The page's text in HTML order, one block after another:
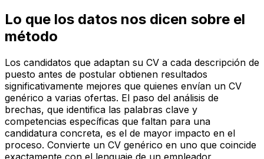
Lo que los datos nos dicen sobre el
método
Los candidatos que adaptan su CV a cada descripción de
puesto antes de postular obtienen resultados
significativamente mejores que quienes envían un CV
genérico a varias ofertas. El paso del análisis de
brechas, que identifica las palabras clave y
competencias específicas que faltan para una
candidatura concreta, es el de mayor impacto en el
proceso. Convierte un CV genérico en uno que coincide
exactamente con el lenguaje de un empleador